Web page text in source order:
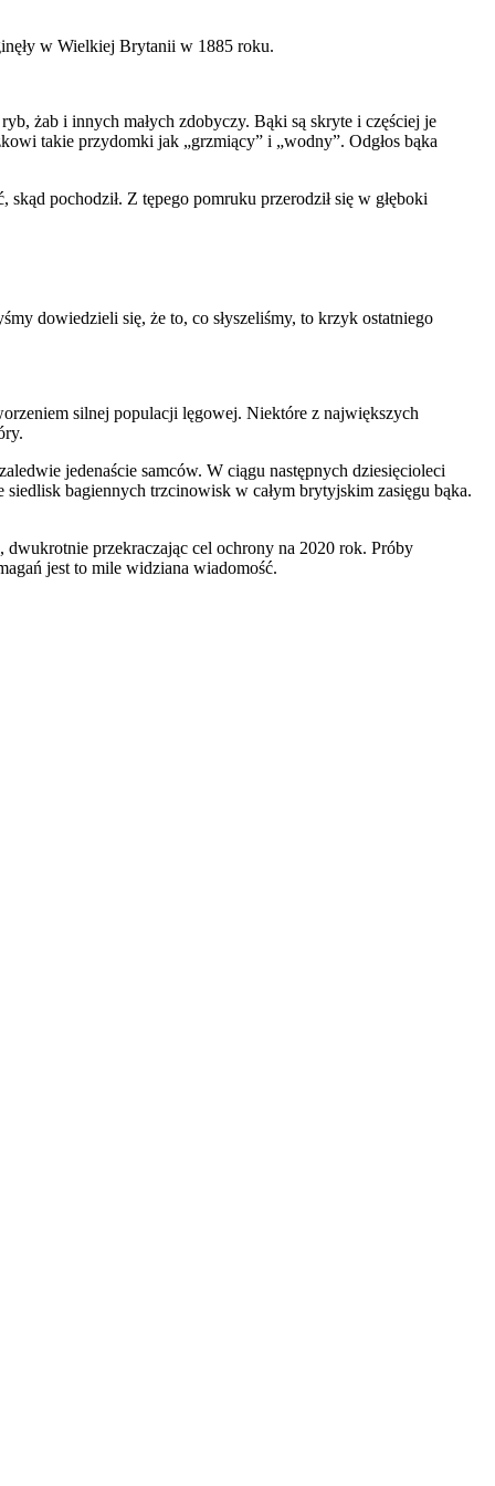
w Wielkiej Brytanii w 1885 roku.
żab i innych małych zdobyczy. Bąki są skryte i częściej je
takie przydomki jak „grzmiący” i „wodny”. Odgłos bąka
pochodził. Z tępego pomruku przerodził się w głęboki
dowiedzieli się, że to, co słyszeliśmy, to krzyk ostatniego
silnej populacji lęgowej. Niektóre z największych
jedenaście samców. W ciągu następnych dziesięcioleci
bagiennych trzcinowisk w całym brytyjskim zasięgu bąka.
przekraczając cel ochrony na 2020 rok. Próby
jest to mile widziana wiadomość.